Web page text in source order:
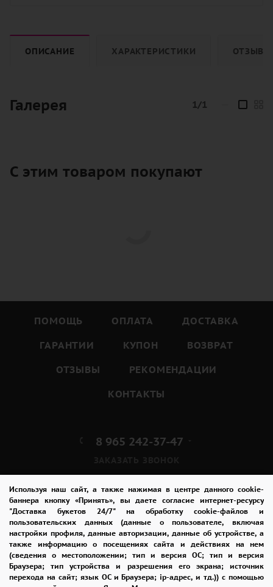
Используя наш сайт, а также нажимая в центре данного cookie-
баннера кнопку «Принять», вы даете согласие интернет-ресурсу
"Доставка букетов 24/7" на обработку cookie-файлов и
пользовательских данных (данные о пользователе, включая
настройки профиля, данные авторизации, данные об устройстве, а
также информацию о посещениях сайта и действиях на нем
(сведения о местоположении; тип и версия ОС; тип и версия
Браузера; тип устройства и разрешения его экрана; источник
перехода на сайт; язык ОС и Браузера; ip-адрес, и тд.)) с помощью
ОПИСАНИЕ ХАРАКТЕРИСТИКИ ОТЗЫВЫ
Галерея 1/1
С этим товаром покупают
ПОМОЩЬ ОПЛАТА
ДОСТАВКА
ГАРАНТИИ
КУПОН
ВОЗВРАТ
ОТЗЫВЫ
РЕКОМЕНДАЦИИ
КОНТАКТЫ
8 965 242-37-47
admin@buket24delivery.ru
ул. Народная д. 8,
возле ТЦ «АТОС»
ПОЛИТИКА КОНФИДЕНЦИАЛЬНОСТИ